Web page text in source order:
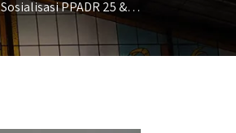
Sosialisasi PPADR 25 &…